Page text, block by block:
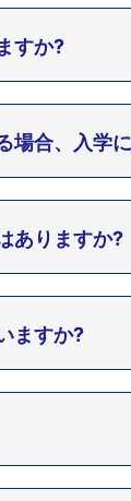
すか?
場合、入学
ありますか?
ますか?